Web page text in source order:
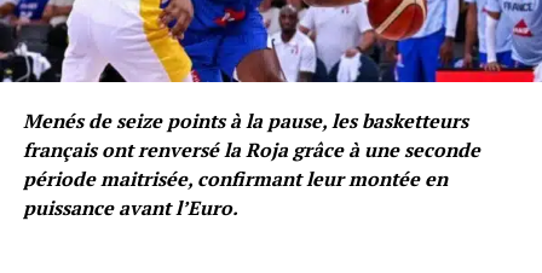
Menés de seize points à la pause, les basketteurs
français ont renversé la Roja grâce à une seconde
période maitrisée, confirmant leur montée en
puissance avant l’Euro.